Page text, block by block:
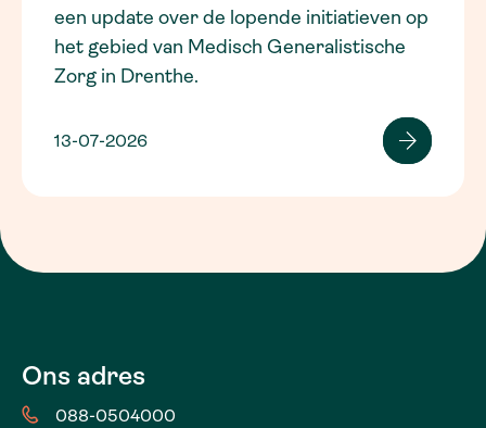
een update over de lopende initiatieven op
het gebied van Medisch Generalistische
Zorg in Drenthe.
13-07-2026
Ons adres
088-0504000